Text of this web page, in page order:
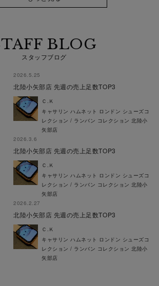
BLOG
スタッフブログ
2026.5.25
北陸小矢部店 先週の売上足数TOP3
Ｃ.Ｋ
キャサリン ハムネット ロンドン シューズコ
レクション / ランバン コレクション 北陸小
矢部店
2026.3.6
北陸小矢部店 先週の売上足数TOP3
Ｃ.Ｋ
キャサリン ハムネット ロンドン シューズコ
レクション / ランバン コレクション 北陸小
矢部店
2026.2.27
北陸小矢部店 先週の売上足数TOP3
Ｃ.Ｋ
キャサリン ハムネット ロンドン シューズコ
レクション / ランバン コレクション 北陸小
矢部店